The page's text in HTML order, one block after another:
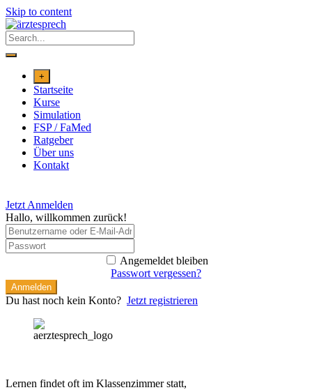
Skip to content
+
Startseite
Kurse
Simulation
FSP / FaMed
Ratgeber
Über uns
Kontakt
Jetzt Anmelden
Hallo, willkommen zurück!
Angemeldet bleiben
Passwort vergessen?
Anmelden
Du hast noch kein Konto? Jetzt registrieren
Lernen findet oft im Klassenzimmer statt,